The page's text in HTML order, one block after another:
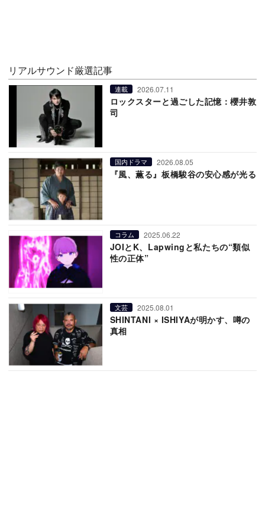
リアルサウンド厳選記事
連載 2026.07.11
ロックスターと過ごした記憶：櫻井敦
司
国内ドラマ 2026.08.05
『風、薫る』板橋駿谷の安心感が光る
コラム 2025.06.22
JOIとK、Lapwingと私たちの“類似
性の正体”
文芸 2025.08.01
SHINTANI × ISHIYAが明かす、噂の
真相